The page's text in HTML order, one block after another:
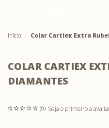
Início Colar Cartiex Extra
COLAR CARTIEX
DIAMANTES
(0) Seja o primeiro a